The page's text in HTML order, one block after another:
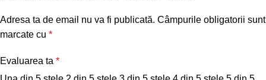
Adresa ta de email nu va fi publicată. Câmpurile obligatorii sunt
marcate cu *
Evaluarea ta *